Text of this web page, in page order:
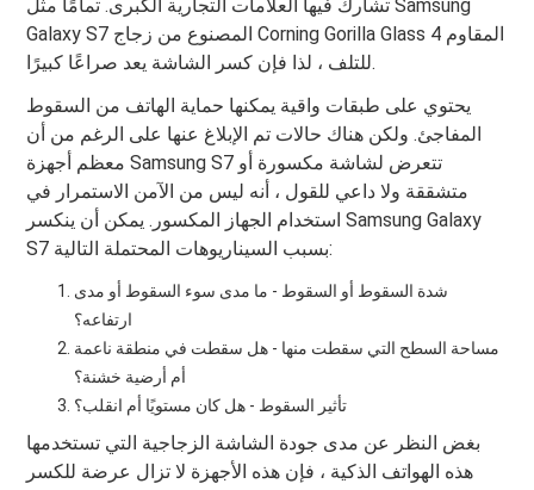
تشارك فيها العلامات التجارية الكبرى. تمامًا مثل Samsung
Galaxy S7 المصنوع من زجاج Corning Gorilla Glass 4 المقاوم
للتلف ، لذا فإن كسر الشاشة يعد صراعًا كبيرًا.
يحتوي على طبقات واقية يمكنها حماية الهاتف من السقوط
المفاجئ. ولكن هناك حالات تم الإبلاغ عنها على الرغم من أن
معظم أجهزة Samsung S7 تتعرض لشاشة مكسورة أو
متشققة ولا داعي للقول ، أنه ليس من الآمن الاستمرار في
استخدام الجهاز المكسور. يمكن أن ينكسر Samsung Galaxy
S7 بسبب السيناريوهات المحتملة التالية:
شدة السقوط أو السقوط - ما مدى سوء السقوط أو مدى
ارتفاعه؟
مساحة السطح التي سقطت منها - هل سقطت في منطقة ناعمة
أم أرضية خشنة؟
تأثير السقوط - هل كان مستويًا أم انقلب؟
بغض النظر عن مدى جودة الشاشة الزجاجية التي تستخدمها
هذه الهواتف الذكية ، فإن هذه الأجهزة لا تزال عرضة للكسر